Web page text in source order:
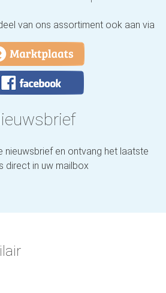
van ons assortiment ook aan via
nieuwsbrief en ontvang het laatste
direct in uw mailbox